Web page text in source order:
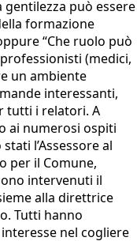
può essere
formazione
“Che ruolo può
(medici,
un ambiente
interessanti,
tutti i relatori. A
ai numerosi ospiti
l’Assessore al
per il Comune,
intervenuti il
alla direttrice
Tutti hanno
nel cogliere